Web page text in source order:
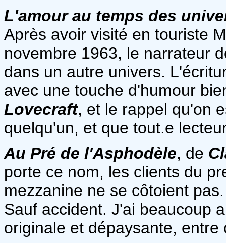
L'amour au temps des
Après avoir visité en touriste
novembre 1963, le narrateur
dans un autre univers.
avec une touche d'humour
Lovecraft, et le rappel qu'on
quelqu'un, et que tout.e
Au Pré de l'Asphodèle, de
porte ce nom, les clients du
mezzanine ne se côtoient
Sauf accident. J'ai beaucoup
originale et dépaysante,